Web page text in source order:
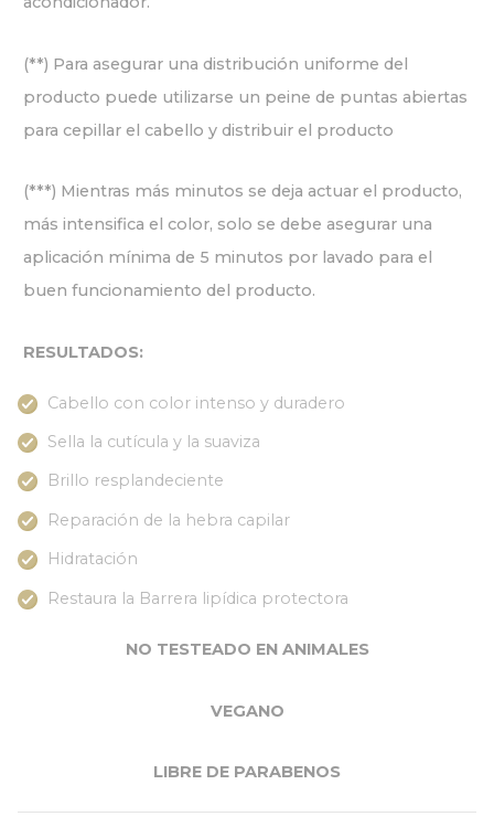
(**) Para asegurar una distribución uniforme del
producto puede utilizarse un peine de puntas abiertas
para cepillar el cabello y distribuir el producto
(***) Mientras más minutos se deja actuar el producto,
más intensifica el color, solo se debe asegurar una
aplicación mínima de 5 minutos por lavado para el
buen funcionamiento del producto.
RESULTADOS:
Cabello con color intenso y duradero
Sella la cutícula y la suaviza
Brillo resplandeciente
Reparación de la hebra capilar
Hidratación
Restaura la Barrera lipídica protectora
NO TESTEADO EN ANIMALES
VEGANO
LIBRE DE PARABENOS